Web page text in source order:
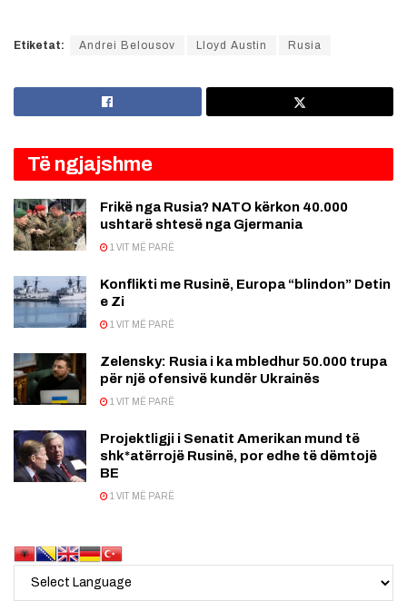
Etiketat: Andrei Belousov Lloyd Austin Rusia
Të ngjajshme
Frikë nga Rusia? NATO kërkon 40.000
ushtarë shtesë nga Gjermania
1 VIT MË PARË
Konflikti me Rusinë, Europa “blindon” Detin
e Zi
1 VIT MË PARË
Zelensky: Rusia i ka mbledhur 50.000 trupa
për një ofensivë kundër Ukrainës
1 VIT MË PARË
Projektligji i Senatit Amerikan mund të
shk*atërrojë Rusinë, por edhe të dëmtojë
BE
1 VIT MË PARË